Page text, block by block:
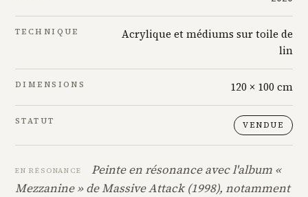
TECHNIQUE
Acrylique et médiums sur toile de
lin
DIMENSIONS 120 × 100 cm
STATUT VENDUE
EN RÉSONANCE
Peinte en résonance avec l'album «
Mezzanine » de Massive Attack (1998), notamment